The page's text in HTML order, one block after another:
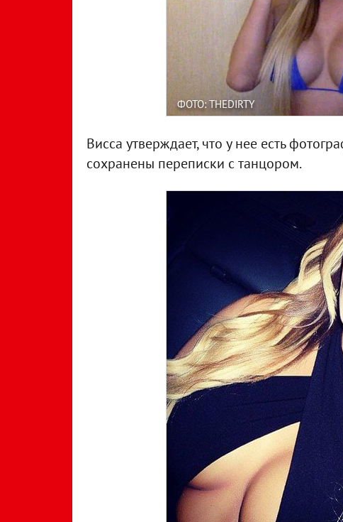
ФОТО: THEDIRTY
Висса утверждает, что у нее есть
сохранены переписки с танцором.